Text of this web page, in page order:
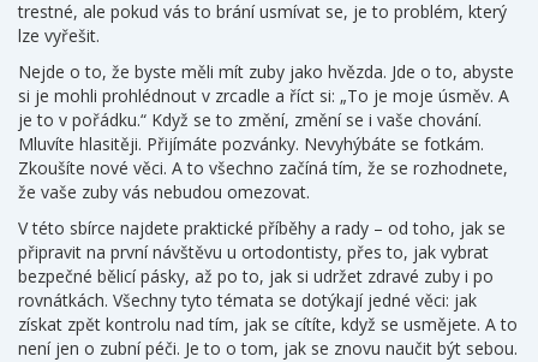
trestné, ale pokud vás to brání usmívat se, je to problém, který
lze vyřešit.
Nejde o to, že byste měli mít zuby jako hvězda. Jde o to, abyste
si je mohli prohlédnout v zrcadle a říct si: „To je moje úsměv. A
je to v pořádku.“ Když se to změní, změní se i vaše chování.
Mluvíte hlasitěji. Přijímáte pozvánky. Nevyhýbáte se fotkám.
Zkoušíte nové věci. A to všechno začíná tím, že se rozhodnete,
že vaše zuby vás nebudou omezovat.
V této sbírce najdete praktické příběhy a rady – od toho, jak se
připravit na první návštěvu u ortodontisty, přes to, jak vybrat
bezpečné bělicí pásky, až po to, jak si udržet zdravé zuby i po
rovnátkách. Všechny tyto témata se dotýkají jedné věci: jak
získat zpět kontrolu nad tím, jak se cítíte, když se usmějete. A to
není jen o zubní péči. Je to o tom, jak se znovu naučit být sebou.